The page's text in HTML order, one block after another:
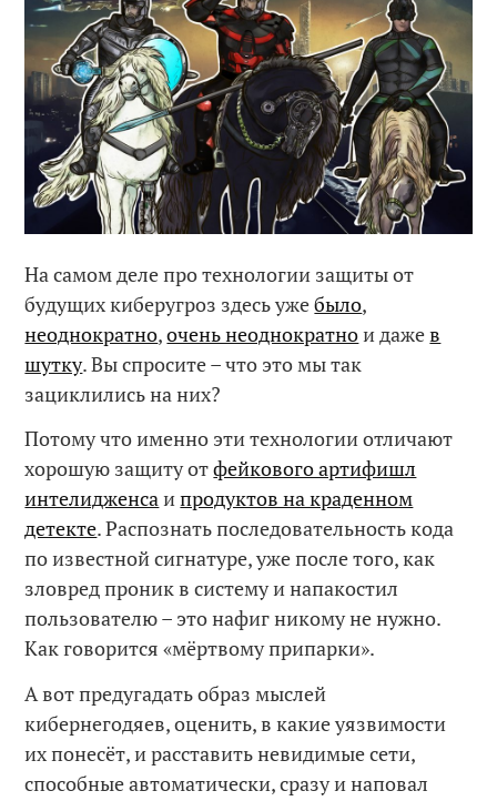
На самом деле про технологии защиты от
будущих киберугроз здесь ужебыло,
неоднократно,очень неоднократнои дажев
шутку. Вы спросите – что это мы так
зациклились на них?
Потому что именно эти технологии отличают
хорошую защиту отфейкового артифишл
интелидженсаипродуктов на краденном
детекте. Распознать последовательность кода
по известной сигнатуре, уже после того, как
зловред проник в систему и напакостил
пользователю – это нафиг никому не нужно.
Как говорится «мёртвому припарки».
А вот предугадать образ мыслей
кибернегодяев, оценить, в какие уязвимости
их понесёт, и расставить невидимые сети,
способные автоматически, сразу и наповал